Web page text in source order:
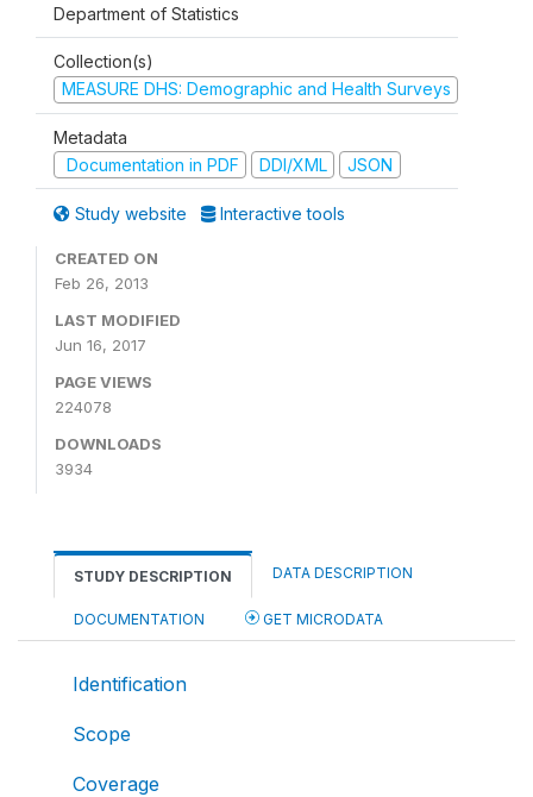
Department of Statistics
Collection(s)
MEASURE DHS: Demographic and Health Surveys
Metadata
Documentation in PDF
DDI/XML JSON
Study website Interactive tools
CREATED ON
Feb 26, 2013
LAST MODIFIED
Jun 16, 2017
PAGE VIEWS
224078
DOWNLOADS
3934
STUDY DESCRIPTION DATA DESCRIPTION
DOCUMENTATION GET MICRODATA
Identification
Scope
Coverage